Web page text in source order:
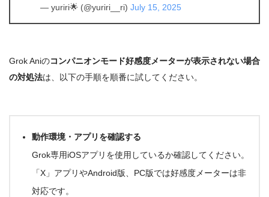
— yuriri🌟 (@yuriri__ri) July 15, 2025
Grok Aniのコンパニオンモード好感度メーターが表示されない場合
の対処法は、以下の手順を順番に試してください。
動作環境・アプリを確認する
Grok専用iOSアプリ を使用しているか確認してください。
「X」アプリやAndroid版、PC版では好感度メーターは非
対応です。